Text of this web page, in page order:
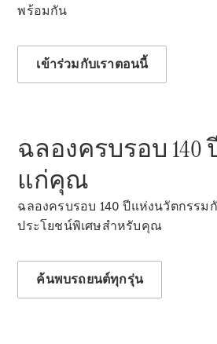
All SUVs
EQS
EQS SUV
GLC
GLC Coupé
GLE
GLS
Maybach
พร้อมกัน
เข้าร่วมกับเราตอนนี้
ฉลองครบรอบ 140
แก่คุณ
ฉลองครบรอบ 140 ปีแห่งนวัตกรรม
ประโยชน์พิเศษสําหรับคุณ
ค้นพบรถยนต์ทุกรุ่น